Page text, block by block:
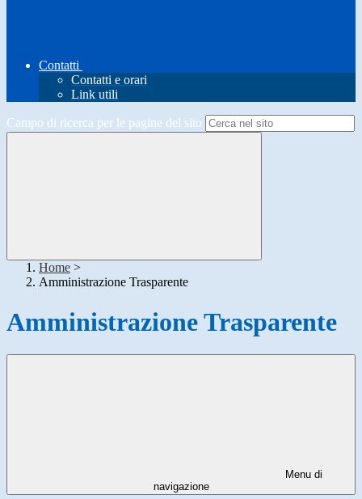
Contatti
Contatti e orari
Link utili
Campo di ricerca per le pagine del sito
Home >
Amministrazione Trasparente
Amministrazione Trasparente
Menu di
navigazione